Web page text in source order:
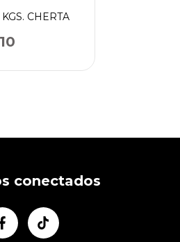
CHERTA
conectados